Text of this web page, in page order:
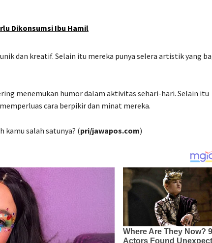
Dikonsumsi Ibu Hamil
dan kreatif. Selain itu mereka punya selera artistik yang
menemukan humor dalam aktivitas sehari-hari. Selain itu
cara berpikir dan minat mereka.
kamu salah satunya? (pri/jawapos.com)